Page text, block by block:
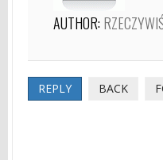
AUTHOR:
REPLY BACK